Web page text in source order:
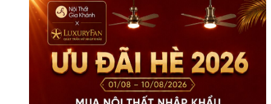
GAC20
lượng